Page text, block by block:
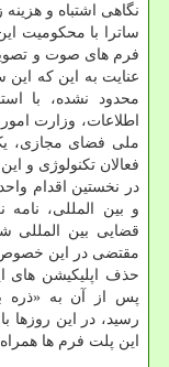
نگاهی اشتباه و
ساترا با محکومیت
فرم های صوت و
عنایت به این که
محدود نشده، با
اطلاعات، وزارت
ملی فضای مجازی،
فعالان تکنولوژی و
در نخستین اقدام
و بین المللی، نامه
قضایی بین المللی
مقتضی در این خصوص
حذف اپلیکیشن های
پس از آن به «ذره
رسید، در این روزها
این پلت فرم ها